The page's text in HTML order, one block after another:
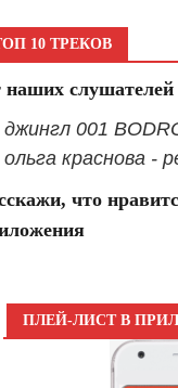
10 ТРЕКОВ
слушателей
джингл 001
краснова -
что
ПЛЕЙ-ЛИСТ В